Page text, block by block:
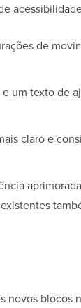
de
um texto de
claro e
novos blocos